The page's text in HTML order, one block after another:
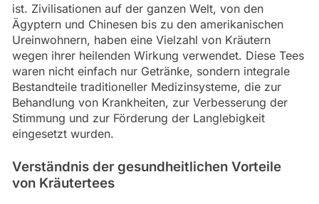
ist. Zivilisationen auf der ganzen Welt, von den
Ägyptern und Chinesen bis zu den amerikanischen
Ureinwohnern, haben eine Vielzahl von Kräutern
wegen ihrer heilenden Wirkung verwendet. Diese Tees
waren nicht einfach nur Getränke, sondern integrale
Bestandteile traditioneller Medizinsysteme, die zur
Behandlung von Krankheiten, zur Verbesserung der
Stimmung und zur Förderung der Langlebigkeit
eingesetzt wurden.
Verständnis der gesundheitlichen Vorteile
von Kräutertees